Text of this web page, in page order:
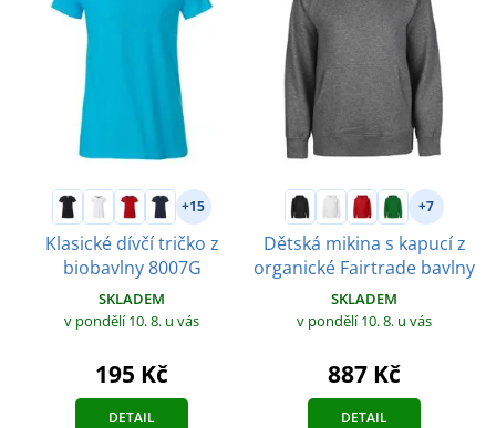
+15
Klasické dívčí tričko z
biobavlny 8007G
SKLADEM
v pondělí 10. 8. u vás
195 Kč
DETAIL
+7
Dětská mikina s kapucí z
organické Fairtrade bavlny
SKLADEM
v pondělí 10. 8. u vás
887 Kč
DETAIL